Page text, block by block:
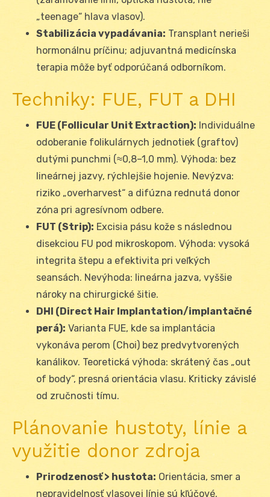
„teenage“ hlava vlasov).
Stabilizácia vypadávania: Transplant nerieši
hormonálnu príčinu; adjuvantná medicínska
terapia môže byť odporúčaná odborníkom.
Techniky: FUE, FUT a DHI
FUE (Follicular Unit Extraction): Individuálne
odoberanie folikulárnych jednotiek (graftov)
dutými punchmi (≈0,8–1,0 mm). Výhoda: bez
lineárnej jazvy, rýchlejšie hojenie. Nevýzva:
riziko „overharvest“ a difúzna rednutá donor
zóna pri agresívnom odbere.
FUT (Strip): Excisia pásu kože s následnou
disekciou FU pod mikroskopom. Výhoda: vysoká
integrita štepu a efektivita pri veľkých
seansách. Nevýhoda: lineárna jazva, vyššie
nároky na chirurgické šitie.
DHI (Direct Hair Implantation/implantačné
perá): Varianta FUE, kde sa implantácia
vykonáva perom (Choi) bez predvytvorených
kanálikov. Teoretická výhoda: skrátený čas „out
of body“, presná orientácia vlasu. Kriticky závislé
od zručnosti tímu.
Plánovanie hustoty, línie a
využitie donor zdroja
Prirodzenosť > hustota: Orientácia, smer a
nepravidelnosť vlasovej línie sú kľúčové.